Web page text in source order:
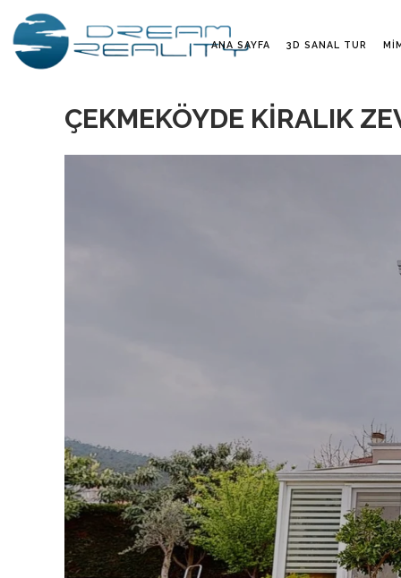
ANA SAYFA 3D SANAL TUR
ÇEKMEKÖYDE KİRALIK